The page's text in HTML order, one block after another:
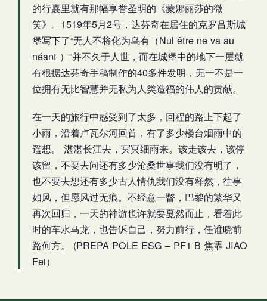
的行囊里就有那幅享誉圣明的《蒙娜丽莎的微
笑》。1519年5月2号，达芬奇在居住的克罗吕斯城
堡写下了“无人不将化为乌有（Nul être ne va au
néant ）”并不久于人世，而在城堡中的地下一层就
有根据达芬奇手稿制作的40多件发明，无一不是一
位拥有无比智慧并无私为人类造福的伟人的贡献。
在一天的旅行中感受到了太多，回程的路上下起了
小雨，沿着卢瓦尔河回首，有了多少楼台烟雨中的
遥想。 湛湛长江去，冥冥细雨来。该走该去，该停
该留，不要去问还有多少沧桑世事我们没有明了，
也不要去想还有多少古人情仇我们没有释然，往事
如风，但愿风过无痕。不经意一瞥，巴黎的繁华又
再次回归，一天的神游也许就要戛然而止，看着此
时的车水马龙，也告诉自己，努力前行，任谁晓前
路何方。 (PREPA POLE ESG – PF1 B 焦霏 JIAO
Fei）